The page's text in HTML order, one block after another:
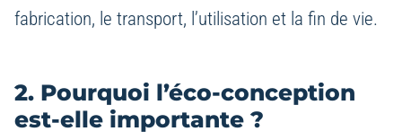
fabrication, le transport, l’utilisation et la fin de vie.
2. Pourquoi l’éco-conception
est-elle importante ?